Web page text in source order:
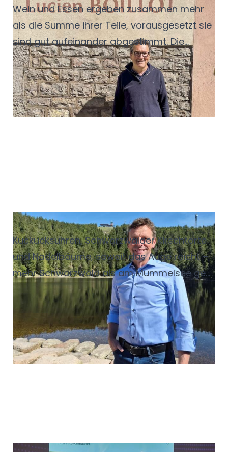
Wein und Essen ergeben zusammen mehr
als die Summe ihrer Teile, vorausgesetzt sie
sind gut aufeinander abgestimmt. Die
richtige Kombination hebt Aromen hervor,
gleicht Kontraste aus und gibt einem
Gericht eine zweite Ebene. Dahinter steckt
keine reine Geschmackssache, sondern
Der König vom See
Kuckucksuhren, Schwarzwälder Kirschtorte
und Nadelbäume, soweit das Auge reicht –
mehr Schwarzwald als am Mummelsee geht
nicht. Das spürt man nicht nur im großen
Souvenirshop, auch in der Landschaft, im
sagenumwobenen See und im urigen
Berghotel.